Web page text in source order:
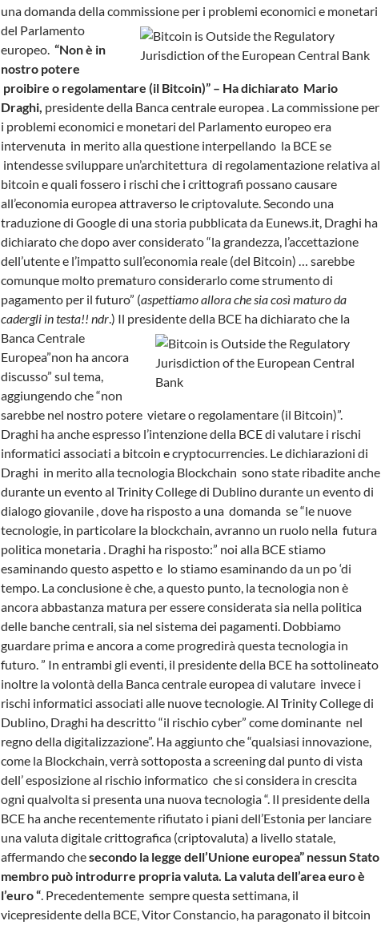
una domanda della commissione per i problemi economici e monetari
del Parlamento
europeo. “Non è in
nostro potere
proibire o regolamentare (il Bitcoin)” – Ha dichiarato Mario
Draghi, presidente della Banca centrale europea . La commissione per
i problemi economici e monetari del Parlamento europeo era
intervenuta in merito alla questione interpellando la BCE se
intendesse sviluppare un’architettura di regolamentazione relativa al
bitcoin e quali fossero i rischi che i crittografi possano causare
all’economia europea attraverso le criptovalute. Secondo una
traduzione di Google di una storia pubblicata da Eunews.it, Draghi ha
dichiarato che dopo aver considerato “la grandezza, l’accettazione
dell’utente e l’impatto sull’economia reale (del Bitcoin) … sarebbe
comunque molto prematuro considerarlo come strumento di
pagamento per il futuro” (aspettiamo allora che sia così maturo da
cadergli in testa!! ndr.) Il presidente della BCEha dichiarato che la
Banca Centrale
Europea”non ha ancora
discusso” sul tema,
aggiungendo che “non
sarebbe nel nostro potere vietare o regolamentare (il Bitcoin)”.
Draghi ha anche espresso l’intenzione della BCE di valutare i rischi
informatici associati a bitcoin e cryptocurrencies. Le dichiarazioni di
Draghi in merito alla tecnologia Blockchain sono state ribadite anche
durante un evento al Trinity College di Dublino durante un evento di
dialogo giovanile , dove ha risposto a una domanda se “le nuove
tecnologie, in particolare la blockchain, avranno un ruolo nella futura
politica monetaria . Draghi ha risposto:” noi alla BCE stiamo
esaminando questo aspetto e lo stiamo esaminando da un po ‘di
tempo. La conclusione è che, a questo punto, la tecnologia non è
ancora abbastanza matura per essere considerata sia nella politica
delle banche centrali, sia nel sistema dei pagamenti. Dobbiamo
guardare prima e ancora a come progredirà questa tecnologia in
futuro. ” In entrambi gli eventi, il presidente della BCE ha sottolineato
inoltre la volontà della Banca centrale europea di valutare invece i
rischi informatici associati alle nuove tecnologie. Al Trinity College di
Dublino, Draghi ha descritto “il rischio cyber” come dominante nel
regno della digitalizzazione”. Ha aggiunto che “qualsiasi innovazione,
come la Blockchain, verrà sottoposta a screening dal punto di vista
dell’ esposizione al rischio informatico che si considera in crescita
ogni qualvolta si presenta una nuova tecnologia “. Il presidente della
BCE ha anche recentemente rifiutato i piani dell’Estonia per lanciare
una valuta digitale crittografica (criptovaluta) a livello statale,
affermando chesecondo la legge dell’Unione europea” nessun Stato
membro può introdurre propria valuta. La valuta dell’area euro è
l’euro “. Precedentemente sempre questa settimana, il
vicepresidente della BCE, Vitor Constancio, ha paragonato il bitcoin